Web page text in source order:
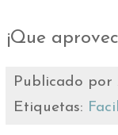
¡Que
Publicado por
Etiquetas: